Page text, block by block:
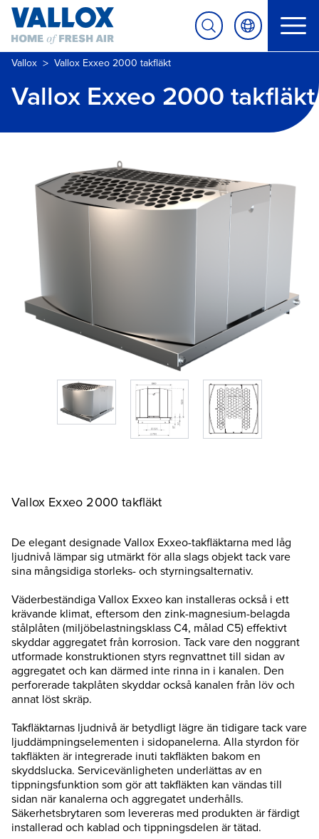
Vallox > Vallox Exxeo 2000 takfläkt
Vallox Exxeo 2000 takfläkt
Vallox Exxeo 2000 takfläkt
De elegant designade Vallox Exxeo-takfläktarna med låg
ljudnivå lämpar sig utmärkt för alla slags objekt tack vare
sina mångsidiga storleks- och styrningsalternativ.
Väderbeständiga Vallox Exxeo kan installeras också i ett
krävande klimat, eftersom den zink-magnesium-belagda
stålplåten (miljöbelastningsklass C4, målad C5) effektivt
skyddar aggregatet från korrosion. Tack vare den noggrant
utformade konstruktionen styrs regnvattnet till sidan av
aggregatet och kan därmed inte rinna in i kanalen. Den
perforerade takplåten skyddar också kanalen från löv och
annat löst skräp.
Takfläktarnas ljudnivå är betydligt lägre än tidigare tack vare
ljuddämpningselementen i sidopanelerna. Alla styrdon för
takfläkten är integrerade inuti takfläkten bakom en
skyddslucka. Servicevänligheten underlättas av en
tippningsfunktion som gör att takfläkten kan vändas till
sidan när kanalerna och aggregatet underhålls.
Säkerhetsbrytaren som levereras med produkten är färdigt
installerad och kablad och tippningsdelen är tätad.